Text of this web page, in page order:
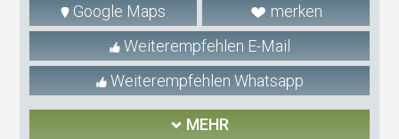
Google Maps
merken
Weiterempfehlen E-Mail
Weiterempfehlen Whatsapp
MEHR